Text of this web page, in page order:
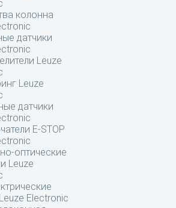
колонна
датчики
Leuze
Leuze
датчики
E-STOP
оптические
Leuze
Electronic